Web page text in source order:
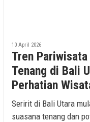
10 April 2026
Tren
Tenang di Bali
Perhatian
Seririt di Bali Utara
suasana tenang dan